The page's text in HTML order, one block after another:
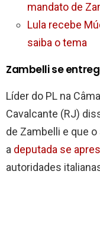
mandato de
Lula recebe
saiba o tema
Zambelli se
Líder do PL na
Cavalcante (RJ)
de Zambelli e que
a deputada se
autoridades